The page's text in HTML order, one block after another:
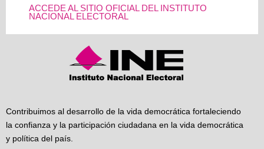
ACCEDE AL SITIO OFICIAL DEL INSTITUTO
NACIONAL ELECTORAL
Contribuimos al desarrollo de la vida democrática fortaleciendo
la confianza y la participación ciudadana en la vida democrática
y política del país.